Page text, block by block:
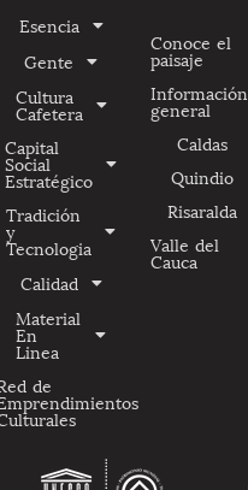
Esencia
Gente
Cultura
Cafetera
Capital
Social
Estratégico
Tradición
y
Tecnologia
Calidad
Material
En
Linea
de
Conoce el
paisaje
Información
general
Caldas
Quindio
Risaralda
Valle del
Cauca